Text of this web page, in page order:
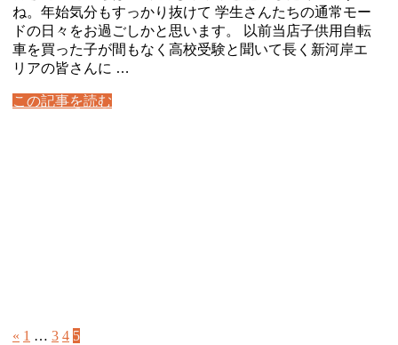
ね。年始気分もすっかり抜けて 学生さんたちの通常モー
ドの日々をお過ごしかと思います。 以前当店子供用自転
車を買った子が間もなく高校受験と聞いて長く新河岸エ
リアの皆さんに …
この記事を読む
« 1 … 3 4 5